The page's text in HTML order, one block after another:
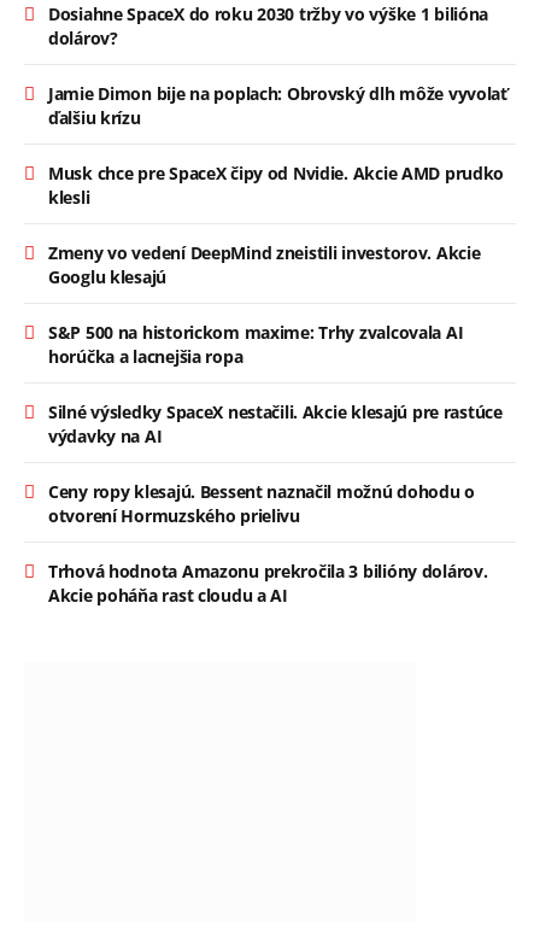
Dosiahne SpaceX do roku 2030 tržby vo výške 1 bilióna
dolárov?
Jamie Dimon bije na poplach: Obrovský dlh môže vyvolať
ďalšiu krízu
Musk chce pre SpaceX čipy od Nvidie. Akcie AMD prudko
klesli
Zmeny vo vedení DeepMind zneistili investorov. Akcie
Googlu klesajú
S&P 500 na historickom maxime: Trhy zvalcovala AI
horúčka a lacnejšia ropa
Silné výsledky SpaceX nestačili. Akcie klesajú pre rastúce
výdavky na AI
Ceny ropy klesajú. Bessent naznačil možnú dohodu o
otvorení Hormuzského prielivu
Trhová hodnota Amazonu prekročila 3 bilióny dolárov.
Akcie poháňa rast cloudu a AI